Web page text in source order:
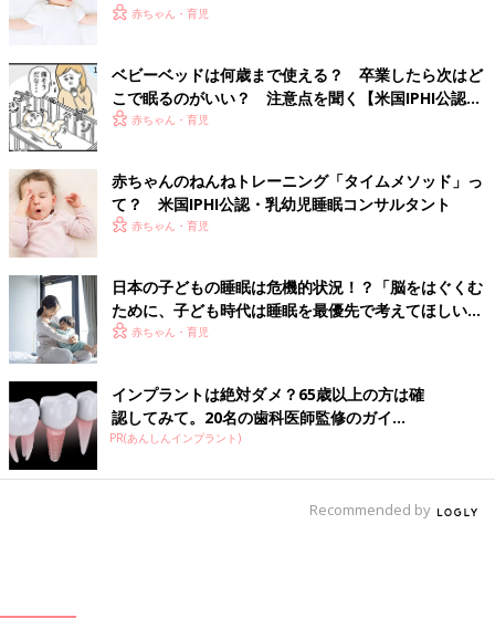
STEP２
日中にベビーベッドが置いてある部屋で本を読んだり、遊んだり
して過ごしましょう。お子さんには「ここは安心できる空間なん
だよ」ということを教えてあげましょう。
【親の寝室にベビーベッドを置いている場合のポイント】
内で一緒に本を読んだり、遊んだりしてみましょう。それを数日
（4～5日）行ってから、ベビーベッド内で寝る練習をしていきま
しょう。
【子ども部屋にベビーベッドを置く場合のポイント】
子どもの部屋に布団を敷き、数日間布団の上で添い寝をして、そ
の空間に慣れてからベビーベッドで寝かせてみるのがおすすめ。
環境の変化が急すぎると、赤ちゃんが不安になったり、嫌がった
りすることがあります。少しずつ、子ども部屋やベビーベッドに
慣らしましょう。
STEP３
これからベビーベッドで使用しようとしているシーツを、添い寝
赤ちゃん・育児
ベビーベッドは何歳まで使える？ 卒業したら次はど
こで眠るのがいい？ 注意点を聞く【米国IPHI公認・
乳幼児睡眠コンサルタント】
赤ちゃん・育児
赤ちゃんのねんねトレーニング「タイムメソッド」っ
て？ 米国IPHI公認・乳幼児睡眠コンサルタント
赤ちゃん・育児
日本の子どもの睡眠は危機的状況！？「脳をはぐくむ
ために、子ども時代は睡眠を最優先で考えてほしい」
【乳幼児睡眠コンサルタント】
赤ちゃん・育児
インプラントは絶対ダメ？65歳以上の方は確
認してみて。20名の歯科医師監修のガイ...
PR(あんしんインプラント)
Recommended by